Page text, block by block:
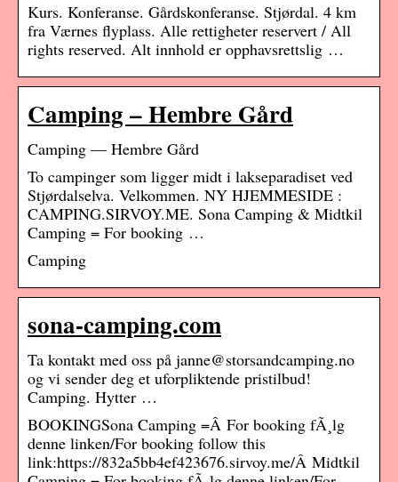
Kurs. Konferanse. Gårdskonferanse. Stjørdal. 4 km
fra Værnes flyplass. Alle rettigheter reservert / All
rights reserved. Alt innhold er opphavsrettslig …
Camping – Hembre Gård
Camping — Hembre Gård
To campinger som ligger midt i lakseparadiset ved
Stjørdalselva. Velkommen. NY HJEMMESIDE :
CAMPING.SIRVOY.ME. Sona Camping & Midtkil
Camping = For booking …
Camping
sona-camping.com
Ta kontakt med oss på janne@storsandcamping.no
og vi sender deg et uforpliktende pristilbud!
Camping. Hytter …
BOOKINGSona Camping =Â For booking fÃ¸lg
denne linken/For booking follow this
link:https://832a5bb4ef423676.sirvoy.me/Â Midtkil